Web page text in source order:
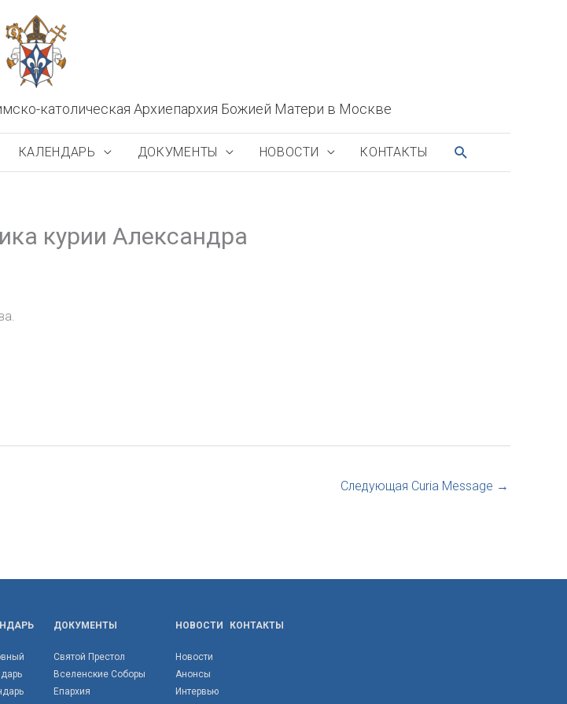
католическая Архиепархия Божией Матери в Москве
КАЛЕНДАРЬ ДОКУМЕНТЫ НОВОСТИ КОНТАКТЫ ПОИСК
курии Александра
Следующая Curia Message →
ДОКУМЕНТЫ
Святой Престол
Вселенские Соборы
Епархия
НОВОСТИ
Новости
Анонсы
Интервью
КОНТАКТЫ